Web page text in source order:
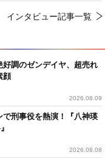
好調のゼンデイヤ、超売れ
顔
2026.08.09
刑事役を熱演！『八神瑛
2026.08.08
インタビュー記事一覧